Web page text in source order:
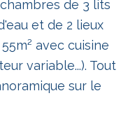
de 3 lits
et de 2 lieux
avec cuisine
variable...). Tout
sur le